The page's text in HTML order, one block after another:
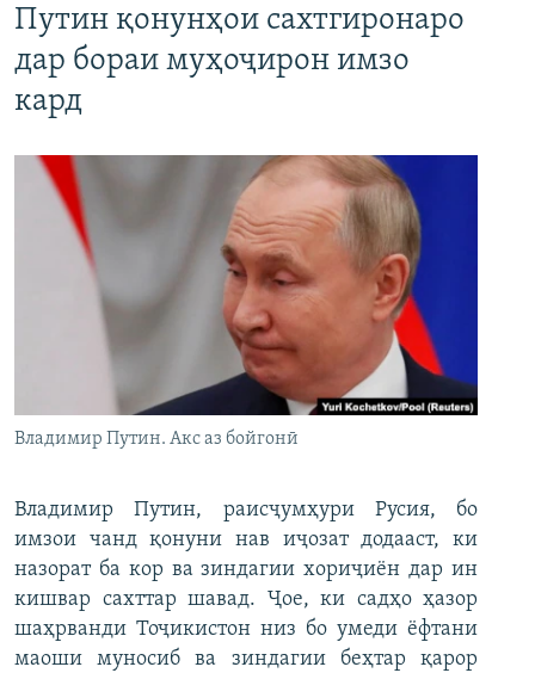
Путин қонунҳои сахтгиронаро
дар бораи муҳоҷирон имзо
кард
Владимир Путин. Акс аз бойгонӣ
Владимир Путин, раисҷумҳури Русия, бо
имзои чанд қонуни нав иҷозат додааст, ки
назорат ба кор ва зиндагии хориҷиён дар ин
кишвар сахттар шавад. Ҷое, ки садҳо ҳазор
шаҳрванди Тоҷикистон низ бо умеди ёфтани
маоши муносиб ва зиндагии беҳтар қарор